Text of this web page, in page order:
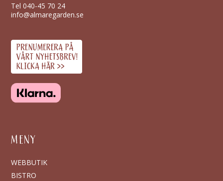
Tel040-45 70 24
info@almaregarden.se
MENY
WEBBUTIK
BISTRO